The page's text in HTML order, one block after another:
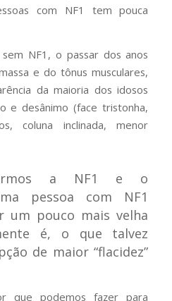
com NF1 tem pouca
NF1, o passar dos anos
e do tônus musculares,
da maioria dos idosos
e desânimo (face tristonha,
coluna inclinada, menor
a NF1 e o
pessoa com NF1
um pouco mais velha
é, o que talvez
de maior “flacidez”
que podemos fazer para